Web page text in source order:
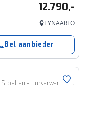
12.790,-
TYNAARLO
Bel aanbieder
INSTER Evolve Sky Plus 49 kWh | Schuifdak | Stoel en stuurverwarming | Rondom camera | Dodehoek detectie | Navigatie | Apple Carplay / Android auto |